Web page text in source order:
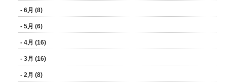
- 6月 (8)
- 5月 (6)
- 4月 (16)
- 3月 (16)
- 2月 (8)